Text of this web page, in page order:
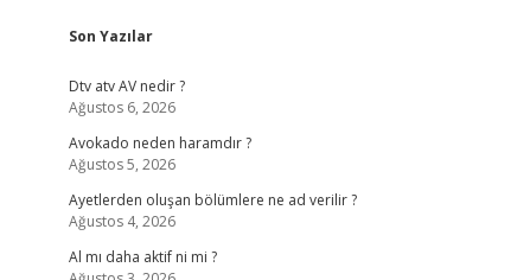
Sidebar
Son Yazılar
Dtv atv AV nedir ?
Ağustos 6, 2026
Avokado neden haramdır ?
Ağustos 5, 2026
Ayetlerden oluşan bölümlere ne ad verilir ?
Ağustos 4, 2026
Al mı daha aktif ni mi ?